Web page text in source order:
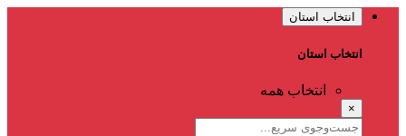
انتخاب استان
انتخاب استان
انتخاب همه
×